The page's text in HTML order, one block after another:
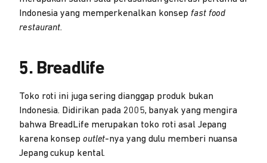
Indonesia yang memperkenalkan konsep fast food
restaurant.
5. Breadlife
Toko roti ini juga sering dianggap produk bukan
Indonesia. Didirikan pada 2005, banyak yang mengira
bahwa BreadLife merupakan toko roti asal Jepang
karena konsep outlet-nya yang dulu memberi nuansa
Jepang cukup kental.